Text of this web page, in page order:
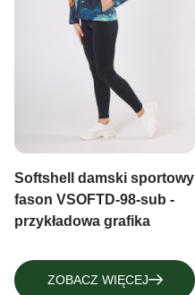
Softshell damski sportowy
fason VSOFTD-98-sub -
przykładowa grafika
ZOBACZ WIĘCEJ